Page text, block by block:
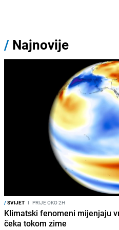
/ Najnovije
/SVIJET I PRIJE OKO 2H
Klimatski fenomeni mijenjaju
čeka tokom zime